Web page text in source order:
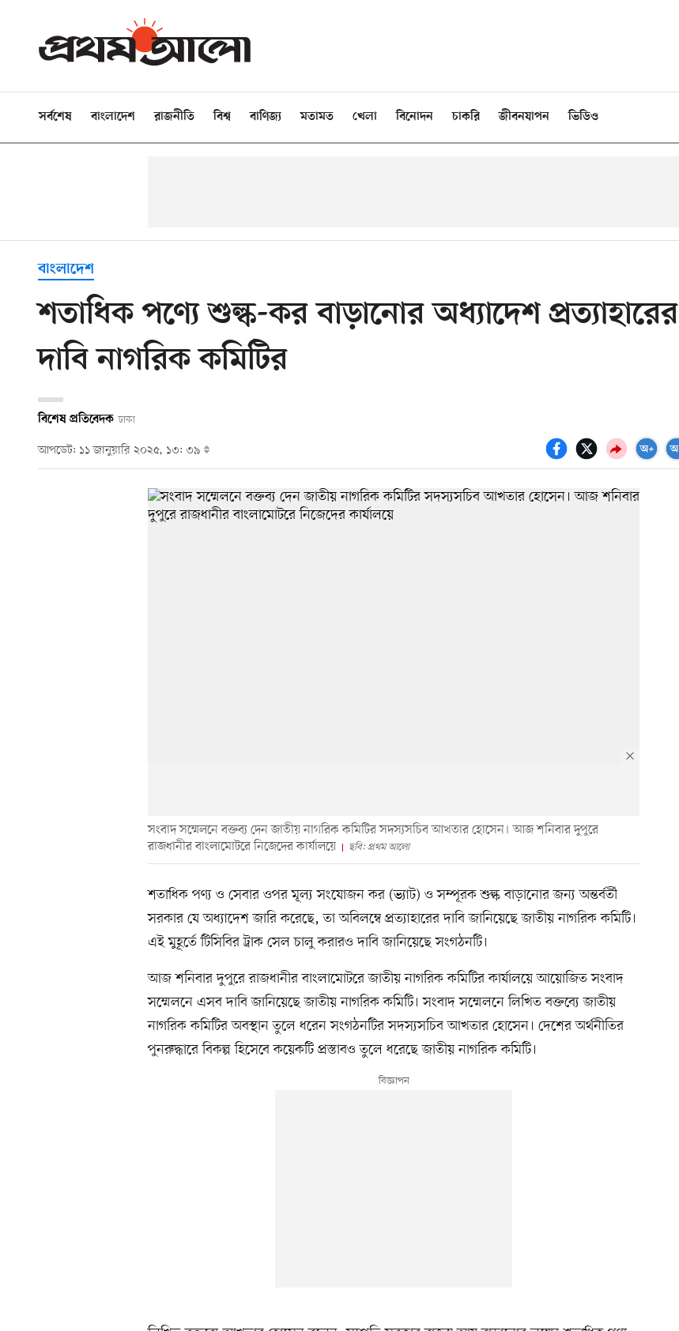
সর্বশেষ বাংলাদেশ রাজনীতি বিশ্ব বাণিজ্য মতামত খেলা বিনোদন চাকরি জীবনযাপন ভিডিও
বাংলাদেশ
শতাধিক পণ্যে শুল্ক-কর বাড়ানোর অধ্যাদেশ প্রত্যাহারের
দাবি নাগরিক কমিটির
বিশেষ প্রতিবেদক ঢাকা
আপডেট: ১১ জানুয়ারি ২০২৫, ১৩: ৩৯
সংবাদ সম্মেলনে বক্তব্য দেন জাতীয় নাগরিক কমিটির সদস্যসচিব আখতার হোসেন। আজ শনিবার দুপুরে
রাজধানীর বাংলামোটরে নিজেদের কার্যালয়ে
ছবি: প্রথম আলো
শতাধিক পণ্য ও সেবার ওপর মূল্য সংযোজন কর (ভ্যাট) ও সম্পূরক শুল্ক বাড়ানোর জন্য অন্তর্বর্তী
সরকার যে অধ্যাদেশ জারি করেছে, তা অবিলম্বে প্রত্যাহারের দাবি জানিয়েছে জাতীয় নাগরিক কমিটি।
এই মুহূর্তে টিসিবির ট্রাক সেল চালু করারও দাবি জানিয়েছে সংগঠনটি।
আজ শনিবার দুপুরে রাজধানীর বাংলামোটরে জাতীয় নাগরিক কমিটির কার্যালয়ে আয়োজিত সংবাদ
সম্মেলনে এসব দাবি জানিয়েছে জাতীয় নাগরিক কমিটি। সংবাদ সম্মেলনে লিখিত বক্তব্যে জাতীয়
নাগরিক কমিটির অবস্থান তুলে ধরেন সংগঠনটির সদস্যসচিব আখতার হোসেন। দেশের অর্থনীতির
পুনরুদ্ধারে বিকল্প হিসেবে কয়েকটি প্রস্তাবও তুলে ধরেছে জাতীয় নাগরিক কমিটি।